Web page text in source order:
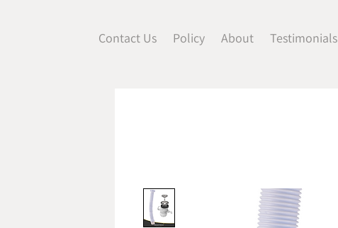
Contact Us Policy About Testimonials